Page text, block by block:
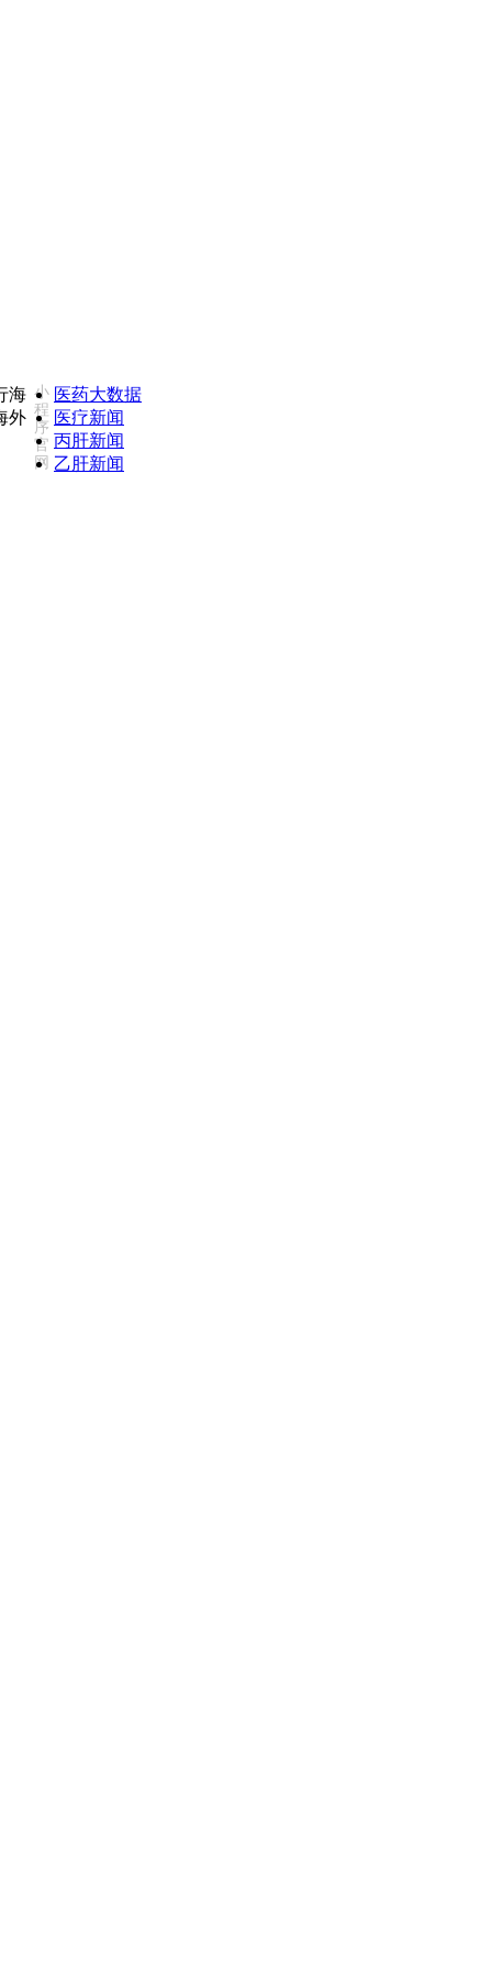
小
程
序
官
网
医药大数据
医疗新闻
丙肝新闻
乙肝新闻